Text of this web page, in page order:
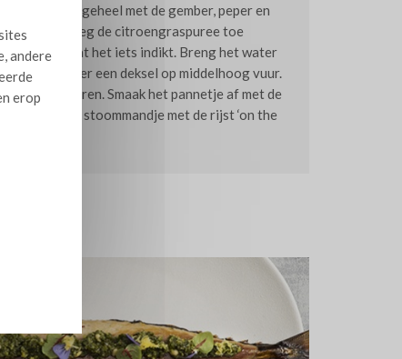
andere
erop
Roerbak het geheel met de gember, peper en
Voeg de citroengraspuree toe
het door zodat het iets indikt. Breng het water
gaar onder een deksel op middelhoog vuur.
deksel nagaren. Smaak het pannetje af met de
in een stoommandje met de rijst ‘on the